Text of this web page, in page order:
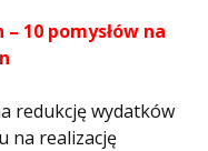
10 pomysłów na
redukcję wydatków
na realizację